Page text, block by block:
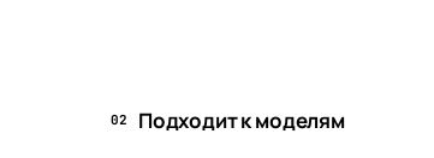
02 Подходит к моделям